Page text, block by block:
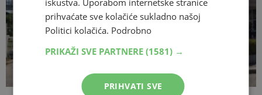
prihvaćate sve kolačiće sukladno našoj
Politici kolačića. Podrobno
PRIKAŽI SVE PARTNERE (1581) →
PRIHVATI SVE